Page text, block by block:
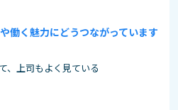
働く魅力にどうつながっています
、上司もよく見ている